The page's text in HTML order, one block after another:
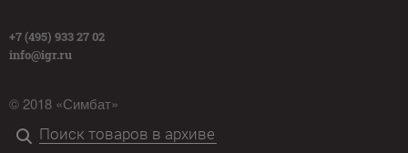
+7 (495) 933 27 02
info@igr.ru
© 2018 «Симбат»